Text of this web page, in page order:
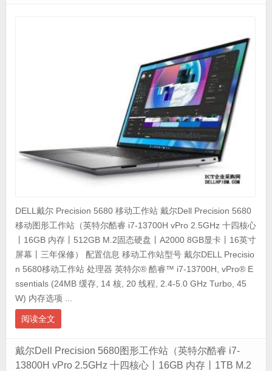
DELL戴尔 Precision 5680 移动工作站 戴尔Dell Precision 5680
移动图形工作站（英特尔酷睿 i7-13700H vPro 2.5GHz 十四核心
丨16GB 内存丨512GB M.2固态硬盘丨A2000 8GB显卡丨16英寸
屏幕丨三年保修） 配置信息 移动工作站型号 戴尔DELL Precisio
n 5680移动工作站 处理器 英特尔® 酷睿™ i7-13700H, vPro® E
ssentials (24MB 缓存, 14 核, 20 线程, 2.4-5.0 GHz Turbo, 45
W) 内存选项 ...
阅读全文
戴尔Dell Precision 5680图形工作站（英特尔酷睿 i7-
13800H vPro 2.5GHz 十四核心丨16GB 内存丨1TB M.2